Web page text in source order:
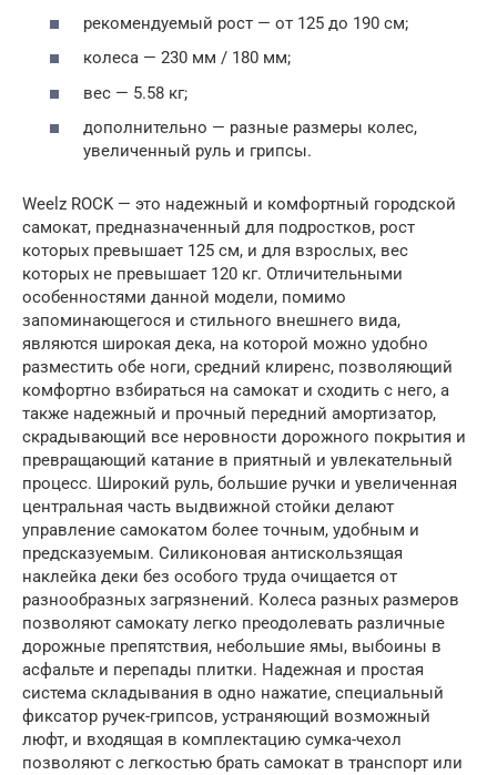
рекомендуемый рост — от 125 до 190 см;
колеса — 230 мм / 180 мм;
вес — 5.58 кг;
дополнительно — разные размеры колес,
увеличенный руль и грипсы.
Weelz ROCK — это надежный и комфортный городской
самокат, предназначенный для подростков, рост
которых превышает 125 см, и для взрослых, вес
которых не превышает 120 кг. Отличительными
особенностями данной модели, помимо
запоминающегося и стильного внешнего вида,
являются широкая дека, на которой можно удобно
разместить обе ноги, средний клиренс, позволяющий
комфортно взбираться на самокат и сходить с него, а
также надежный и прочный передний амортизатор,
скрадывающий все неровности дорожного покрытия и
превращающий катание в приятный и увлекательный
процесс. Широкий руль, большие ручки и увеличенная
центральная часть выдвижной стойки делают
управление самокатом более точным, удобным и
предсказуемым. Силиконовая антискользящая
наклейка деки без особого труда очищается от
разнообразных загрязнений. Колеса разных размеров
позволяют самокату легко преодолевать различные
дорожные препятствия, небольшие ямы, выбоины в
асфальте и перепады плитки. Надежная и простая
система складывания в одно нажатие, специальный
фиксатор ручек-грипсов, устраняющий возможный
люфт, и входящая в комплектацию сумка-чехол
позволяют с легкостью брать самокат в транспорт или